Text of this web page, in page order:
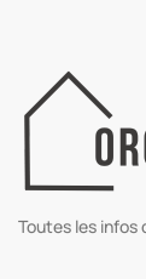
Toutes les infos